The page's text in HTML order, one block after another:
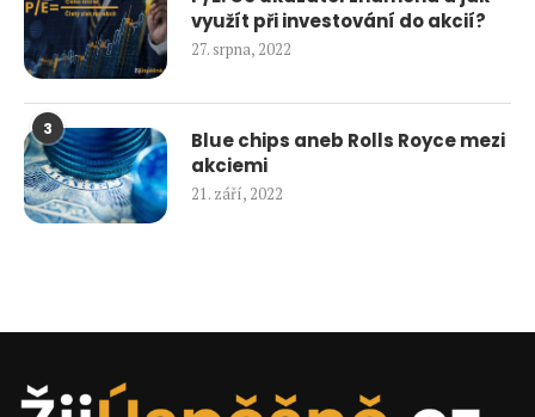
využít při investování do akcií?
27. srpna, 2022
3
Blue chips aneb Rolls Royce mezi
akciemi
21. září, 2022